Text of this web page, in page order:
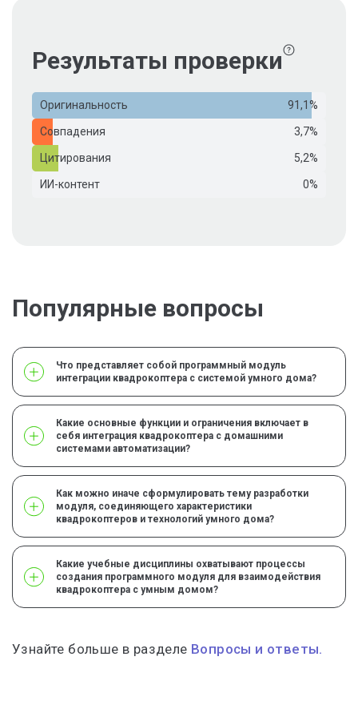
Результаты проверки
Оригинальность 91,1%
Совпадения 3,7%
Цитирования 5,2%
ИИ-контент 0%
Популярные вопросы
Что представляет собой программный модуль
интеграции квадрокоптера с системой умного дома?
Какие основные функции и ограничения включает в
себя интеграция квадрокоптера с домашними
системами автоматизации?
Как можно иначе сформулировать тему разработки
модуля, соединяющего характеристики
квадрокоптеров и технологий умного дома?
Какие учебные дисциплины охватывают процессы
создания программного модуля для взаимодействия
квадрокоптера с умным домом?
Узнайте больше в разделе Вопросы и ответы.